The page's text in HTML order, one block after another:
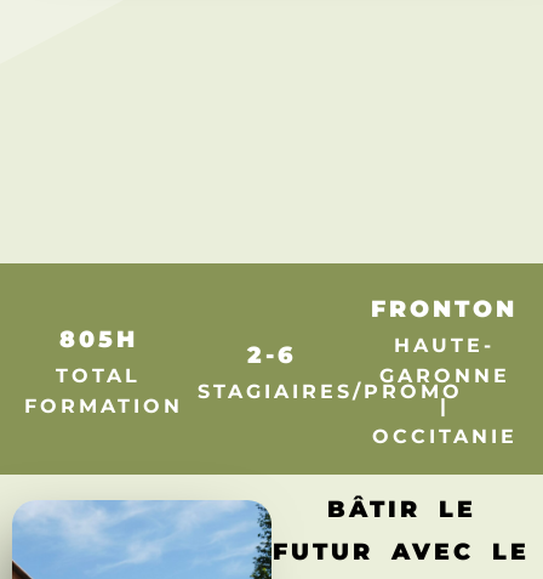
805H
TOTAL
FORMATION
2-6
STAGIAIRES/PROMO
FRONTON
HAUTE-
GARONNE
|
OCCITANIE
BÂTIR LE
FUTUR AVEC LE